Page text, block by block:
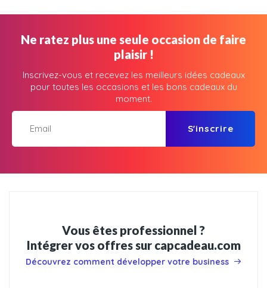
Ne ratez plus une seule occasion de faire
plaisir !
Inscrivez-vous et recevez les meilleurs idées cadeaux
pour toutes les occasions et les bons cadeaux du
moment.
S'inscrire
Vous êtes professionnel ?
Intégrer vos offres sur capcadeau.com
Découvrez comment développer votre business